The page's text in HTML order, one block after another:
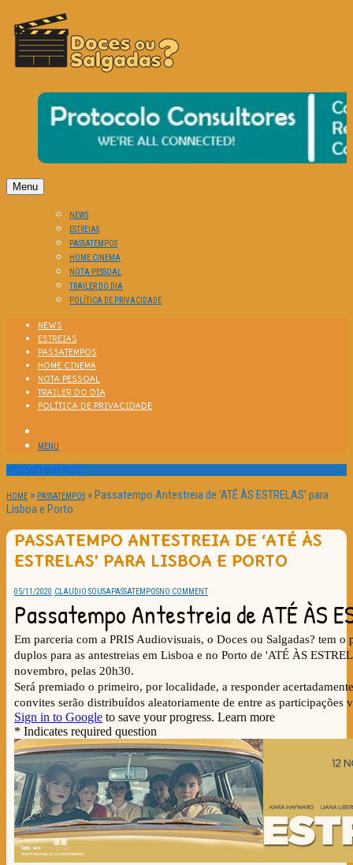
DOCES OU SALGADAS?
O Cinema? Uma Paixão!!
Menu
NEWS
ESTREIAS
PASSATEMPOS
HOME CINEMA
NOTA PESSOAL
TRAILER DO DIA
POLÍTICA DE PRIVACIDADE
NEWS
ESTREIAS
PASSATEMPOS
HOME CINEMA
NOTA PESSOAL
TRAILER DO DIA
POLÍTICA DE PRIVACIDADE
MENU
Passatempos
HOME » PASSATEMPOS »Passatempo Antestreia de ‘ATÉ ÀS ESTRELAS’ para
Lisboa e Porto
PASSATEMPO ANTESTREIA DE ‘ATÉ ÀS
ESTRELAS’ PARA LISBOA E PORTO
05/11/2020 CLAUDIO SOUSAPASSATEMPOSNO COMMENT